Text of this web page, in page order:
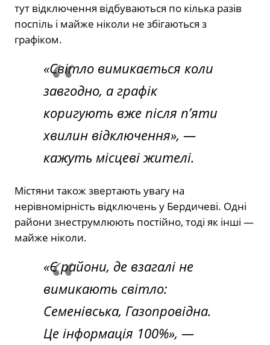
тут відключення відбуваються по кілька разів
поспіль і майже ніколи не збігаються з
графіком.
«Світло вимикається коли
завгодно, а графік
коригують вже після п’яти
хвилин відключення», —
кажуть місцеві жителі.
Містяни також звертають увагу на
нерівномірність відключень у Бердичеві. Одні
райони знеструмлюють постійно, тоді як інші —
майже ніколи.
«Є райони, де взагалі не
вимикають світло:
Семенівська, Газопровідна.
Це інформація 100%», —